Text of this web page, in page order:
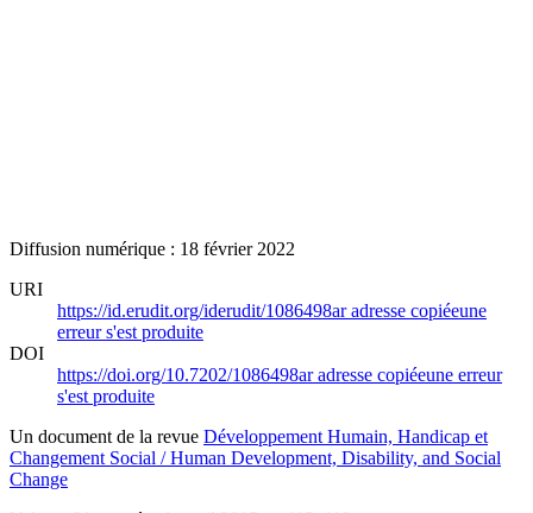
Diffusion numérique : 18 février 2022
URI
https://id.erudit.org/iderudit/1086498aradresse copiéeune
erreur s'est produite
DOI
https://doi.org/10.7202/1086498aradresse copiéeune erreur
s'est produite
Un document de la revue Développement Humain, Handicap et
Changement Social / Human Development, Disability, and Social
Change